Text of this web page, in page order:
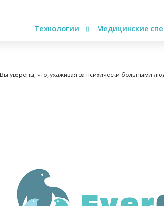
Технологии Медицинские
Вы уверены, что, ухаживая за психически больными